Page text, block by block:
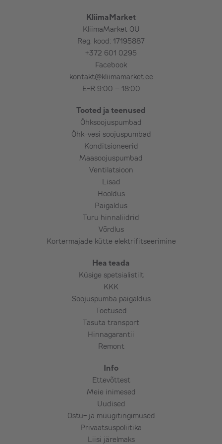
– Pikem torustik, pikem karbik, nurgad,
vahetükid, lõõtsad
– Elektritoite toomine seadmeni
– Elektrikilpi automaadi paigaldus ja kaabli
– Külmaaine lisamine (standard pikkuse
ulatuses on seadmed eeltäidetud) Külmaaine
– Tõstuki kasutamine
– Teemantpuurimine – armeeritud betoon,
maakivi, paas, punane tellis jms
Lisatööde eest tasumine kohapeal
Oluline! Klient vastutab olemasoleva
tarbitava vooluvõimsuse sobivuse eest.
Vajadusel on kliendil kooskõlastus maja
muinsuskaitsega.
Paigaldused toimuvad tööpäeviti!
KliimaMarket
KliimaMarket OÜ
Reg. kood: 17195887
+372 601 0295
Facebook
kontakt@kliimamarket.ee
E-R 9:00 – 18:00
Tooted ja teenused
Õhksoojuspumbad
Õhk-vesi soojuspumbad
Konditsioneerid
Maasoojuspumbad
Ventilatsioon
Lisad
Hooldus
Paigaldus
Turu hinnaliidrid
Võrdlus
Kortermajade kütte elektrifitseerimine
Hea teada
Küsige spetsialistilt
KKK
Soojuspumba paigaldus
Toetused
Tasuta transport
Hinnagarantii
Remont
Info
Ettevõttest
Meie inimesed
Uudised
Ostu- ja müügitingimused
Privaatsuspoliitika
Liisi järelmaks